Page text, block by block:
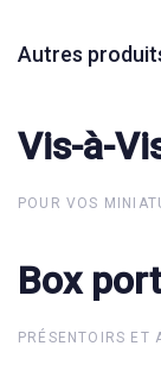
Autres
Vis-à-
Vis-à-
POUR VOS
Box
Box
PRÉSENTOIRS ET